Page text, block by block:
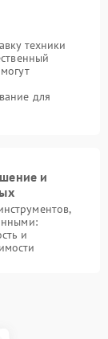
техники
для
и
и